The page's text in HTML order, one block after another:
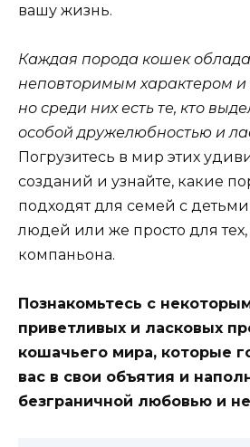
вашу жизнь.
Каждая порода кошек
неповторимым характером и
но среди них есть те, кто
особой дружелюбностью и
Погрузитесь в мир этих
созданий и узнайте, какие
подходят для семей с
людей или же просто для
компаньона.
Познакомьтесь с
приветливых и ласковых
кошачьего мира, которые
вас в свои объятия и
безграничной любовью и